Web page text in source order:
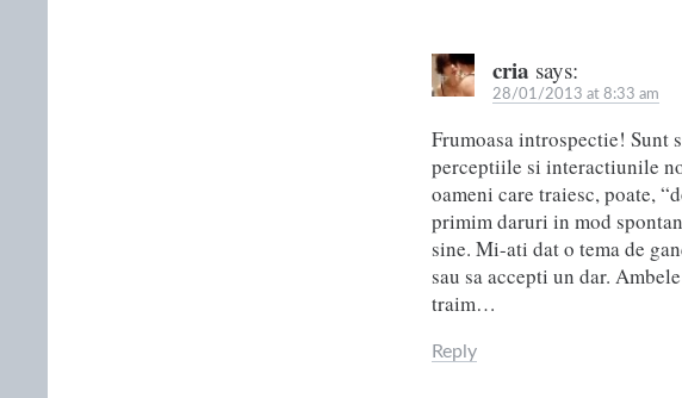
cria says:
28/01/2013 at 8:33 am
Frumoasa introspectie! Sunt
perceptiile si interactiunile
oameni care traiesc, poate,
primim daruri in mod
sine. Mi-ati dat o tema de
sau sa accepti un dar.
traim…
Reply